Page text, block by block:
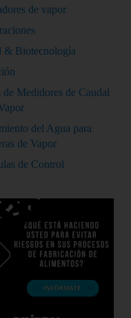
de vapor
& Biotecnología
de Medidores de Caudal
del Agua para
de Vapor
de Control